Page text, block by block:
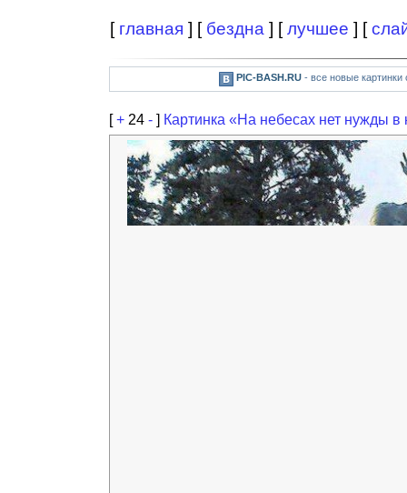
[ главная ] [ бездна ] [лучшее ] [
PIC-BASH.RU- все новые картинки
[+ 24 - ] Картинка «На небесах нет нужды в